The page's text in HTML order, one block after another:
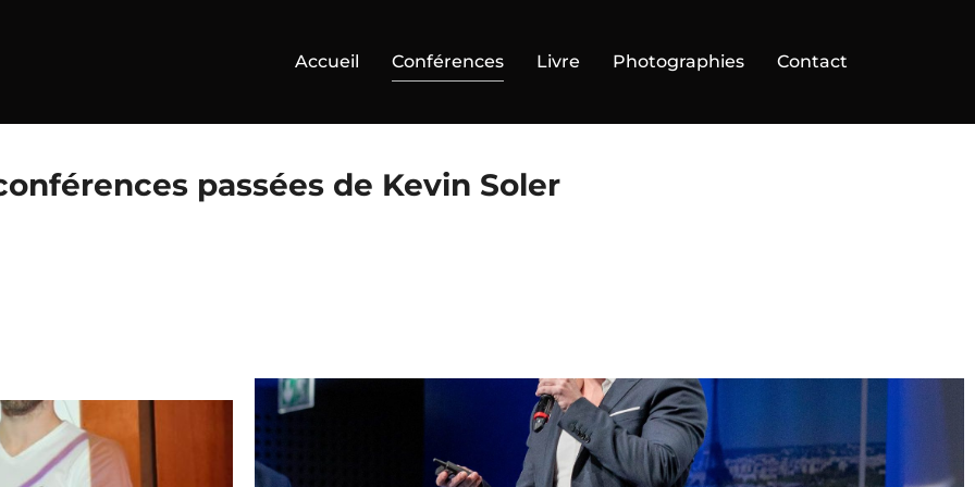
Accueil Conférences Livre Photographies Contact
passées de Kevin Soler